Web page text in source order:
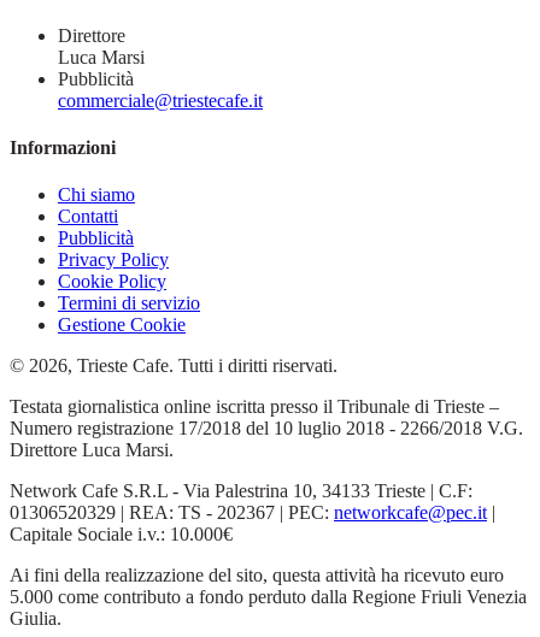
Direttore
Luca Marsi
Pubblicità
commerciale@triestecafe.it
Informazioni
Chi siamo
Contatti
Pubblicità
Privacy Policy
Cookie Policy
Termini di servizio
Gestione Cookie
© 2026, Trieste Cafe. Tutti i diritti riservati.
Testata giornalistica online iscritta presso il Tribunale di Trieste –
Numero registrazione 17/2018 del 10 luglio 2018 - 2266/2018 V.G.
Direttore Luca Marsi.
Network Cafe S.R.L - Via Palestrina 10, 34133 Trieste | C.F:
01306520329 | REA: TS - 202367 | PEC: networkcafe@pec.it |
Capitale Sociale i.v.: 10.000€
Ai fini della realizzazione del sito, questa attività ha ricevuto euro
5.000 come contributo a fondo perduto dalla Regione Friuli Venezia
Giulia.